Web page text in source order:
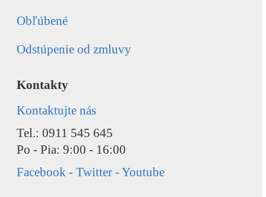
Obľúbené
Odstúpenie od zmluvy
Kontakty
Kontaktujte nás
Tel.: 0911 545 645
Po - Pia: 9:00 - 16:00
Facebook - Twitter - Youtube